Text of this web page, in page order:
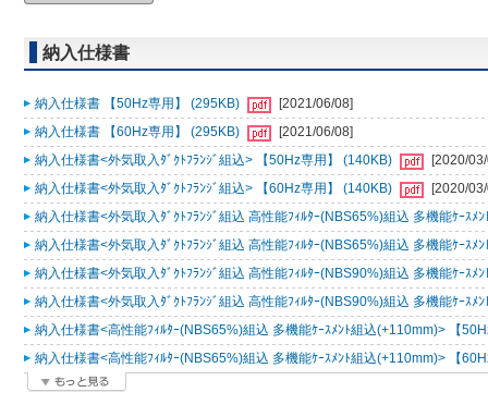
納入仕様書
納入仕様書 【50Hz専用】 (295KB)
[2021/06/08]
納入仕様書 【60Hz専用】 (295KB)
[2021/06/08]
納入仕様書<外気取入ﾀﾞｸﾄﾌﾗﾝｼﾞ組込> 【50Hz専用】 (140KB)
[2020/
納入仕様書<外気取入ﾀﾞｸﾄﾌﾗﾝｼﾞ組込> 【60Hz専用】 (140KB)
[2020/
納入仕様書<外気取入ﾀﾞｸﾄﾌﾗﾝｼﾞ組込 高性能ﾌｨﾙﾀｰ(NBS65%)組込 多機能ｹｰｽ
納入仕様書<外気取入ﾀﾞｸﾄﾌﾗﾝｼﾞ組込 高性能ﾌｨﾙﾀｰ(NBS65%)組込 多機能ｹｰｽ
納入仕様書<外気取入ﾀﾞｸﾄﾌﾗﾝｼﾞ組込 高性能ﾌｨﾙﾀｰ(NBS90%)組込 多機能ｹｰｽ
納入仕様書<外気取入ﾀﾞｸﾄﾌﾗﾝｼﾞ組込 高性能ﾌｨﾙﾀｰ(NBS90%)組込 多機能ｹｰｽ
納入仕様書<高性能ﾌｨﾙﾀｰ(NBS65%)組込 多機能ｹｰｽﾒﾝﾄ組込(+110mm)> 【
納入仕様書<高性能ﾌｨﾙﾀｰ(NBS65%)組込 多機能ｹｰｽﾒﾝﾄ組込(+110mm)> 【